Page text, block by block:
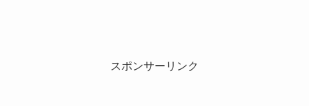
スポンサーリンク